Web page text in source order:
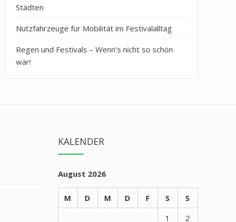
Städten
Nutzfahrzeuge für Mobilität im Festivalalltag
Regen und Festivals – Wenn’s nicht so schön
wär!
KALENDER
August 2026
M D M D F S
S
1
2